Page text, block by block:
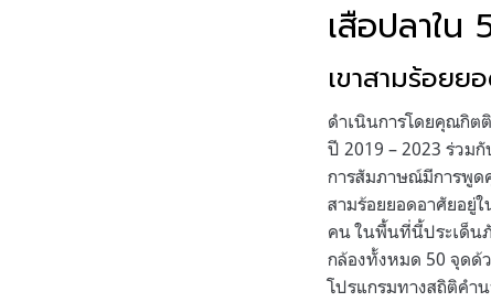
เสือปลาใน
เขาสามร้อยย
ดำเนินการโดยคุณกิต
ปี 2019 – 2023 ร่วม
การสัมภาษณ์มีการพูด
สามร้อยยอดอาศัยอยู่
คน ในพื้นที่นี้ประเด็น
กล้องทั้งหมด 50 จุดด้
โปรแกรมทางสถิติคำ